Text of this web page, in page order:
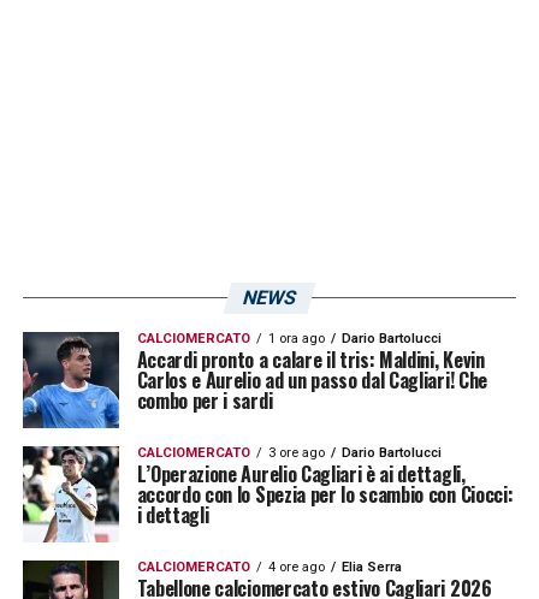
sbagliata, il fulcro del pensiero di Spalletti
era unione, essere squadra, stare uniti. Ora
non c’è più niente di questo aspetto. Lo
testimoniano gli errori di Politano e
Simeone. In quelle due situazioni hai la
possibilità di chiudere la partita, non devi
guardare all’io, se la gara fosse stato sul 2-0
NEWS
CALCIOMERCATO 1 ora ago Dario Bartolucci
Accardi pronto a calare il tris: Maldini, Kevin
Carlos e Aurelio ad un passo dal Cagliari! Che
combo per i sardi
CALCIOMERCATO 3 ore ago Dario Bartolucci
L’Operazione Aurelio Cagliari è ai dettagli,
accordo con lo Spezia per lo scambio con Ciocci:
i dettagli
CALCIOMERCATO 4 ore ago Elia Serra
Tabellone calciomercato estivo Cagliari 2026